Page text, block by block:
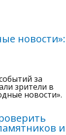
новости»:
за
зрители в
новости».
и